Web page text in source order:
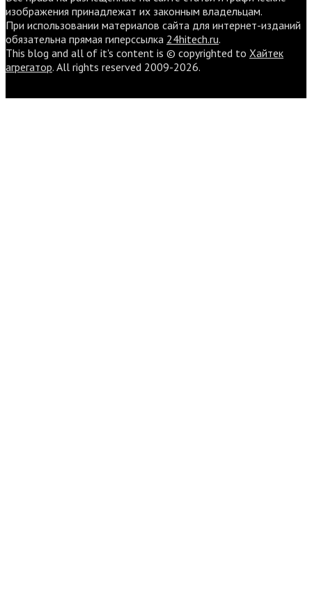
изображения принадлежат их законным владельцам.
При использовании материалов сайта для интернет-изданий
обязательна прямая гиперссылка 24hitech.ru.
This blog and all of it's content is © copyrighted to Хайтек
агрегатор. All rights reserved 2009-2026.